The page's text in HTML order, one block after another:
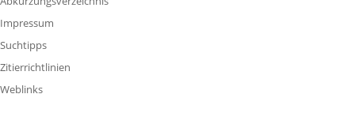
Impressum
Suchtipps
Zitierrichtlinien
Weblinks